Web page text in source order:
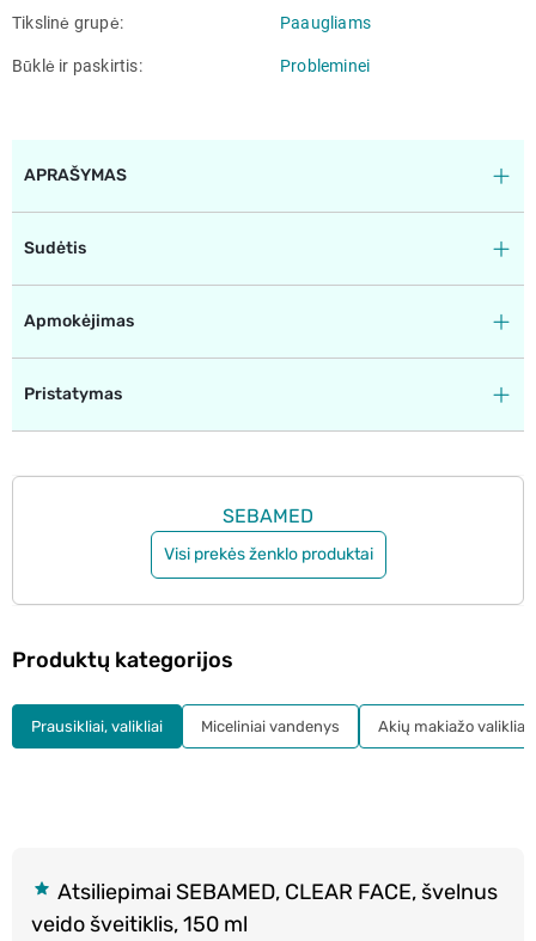
Tikslinė grupė Paaugliams
Būklė ir paskirtis Probleminei
APRAŠYMAS
Sudėtis
Apmokėjimas
Pristatymas
SEBAMED
Visi prekės ženklo produktai
Atsiliepimai SEBAMED, CLEAR FACE, švelnus
veido šveitiklis, 150 ml
Produktų kategorijos
Prausikliai, valikliai Miceliniai vandenys Akių makiažo valikliai